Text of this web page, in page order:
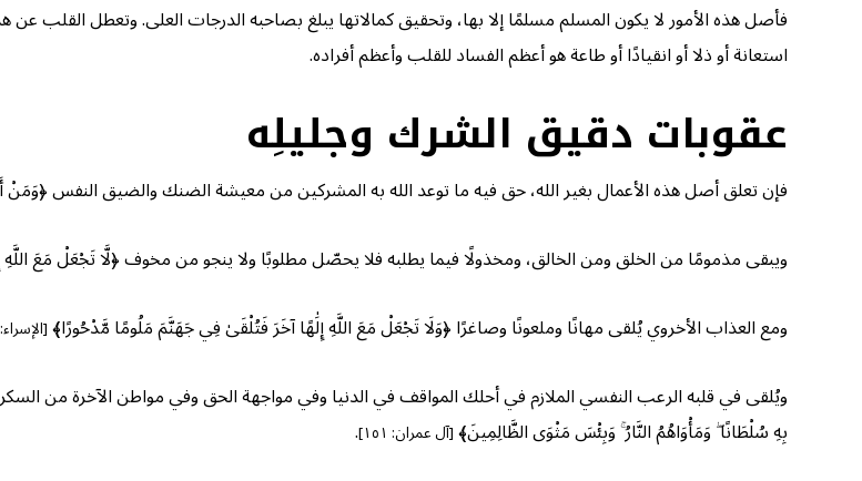
فأصل هذه الأمور لا يكون المسلم مسلمًا إلا بها، وتحقيق كمالاتها يبلغ بصاحبه الدرجات العلى. وتعطل القلب عن
استعانة أو ذلا أو انقيادًا أو طاعة هو أعظم الفساد للقلب وأعظم أفراده.
عقوبات دقيق الشرك وجليلِه
فإن تعلق أصل هذه الأعمال بغير الله، حق فيه ما توعد الله به المشركين من معيشة الضنك والضيق النفس
ويبقى مذمومًا من الخلق ومن الخالق، ومخذولًا فيما يطلبه فلا يحصّل مطلوبًا ولا ينجو من مخوف ﴿لَّا تَجْعَلْ مَعَ
ومع العذاب الأخروي يُلقى مهانًا وملعونًا وصاغرًا ﴿وَلَا تَجْعَلْ مَعَ اللَّهِ إِلَٰهًا آخَرَ فَتُلْقَىٰ فِي جَهَنَّمَ مَلُومًا مَّدْحُورًا﴾[الإسراء: ٣٩]
ويُلقى في قلبه الرعب النفسي الملازم في أحلك المواقف في الدنيا وفي مواجهة الحق وفي مواطن الآخرة من
بِهِ سُلْطَانًا ۖ وَمَأْوَاهُمُ النَّارُ ۚ وَبِئْسَ مَثْوَى الظَّالِمِينَ﴾[آل عمران: ١٥١]
.